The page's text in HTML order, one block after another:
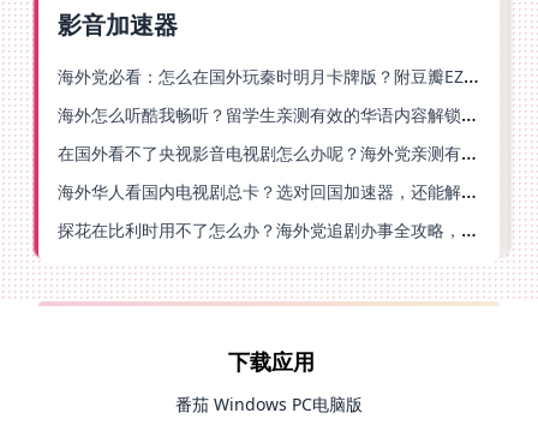
影音加速器
海外党必看：怎么在国外玩秦时明月卡牌版？附豆瓣EZCast地区限制破解法
海外怎么听酷我畅听？留学生亲测有效的华语内容解锁指南
在国外看不了央视影音电视剧怎么办呢？海外党亲测有效的回国加速方案
海外华人看国内电视剧总卡？选对回国加速器，还能解决菲律宾打不开反诈中心的问题
探花在比利时用不了怎么办？海外党追剧办事全攻略，选对加速器就够了
下载应用
番茄 Windows PC电脑版